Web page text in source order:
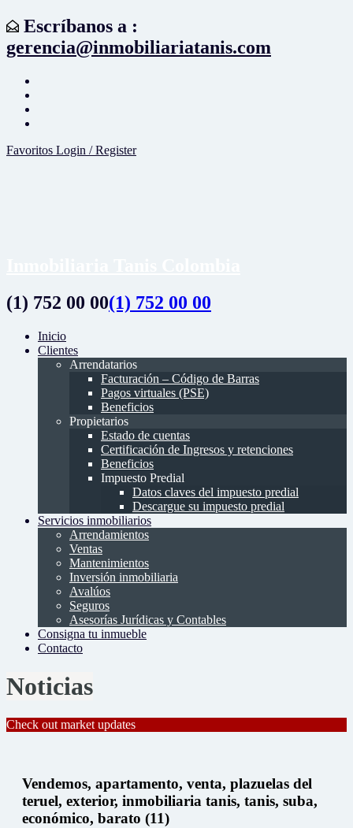
Escríbanos a :
gerencia@inmobiliariatanis.com
Favoritos Login / Register
(1) 752 00 00(1) 752 00 00
Inicio
Clientes
Arrendatarios
Facturación – Código de Barras
Pagos virtuales (PSE)
Beneficios
Propietarios
Estado de cuentas
Certificación de Ingresos y retenciones
Beneficios
Impuesto Predial
Datos claves del impuesto predial
Descargue su impuesto predial
Servicios inmobiliarios
Arrendamientos
Ventas
Mantenimientos
Inversión inmobiliaria
Avalúos
Seguros
Asesorías Jurídicas y Contables
Consigna tu inmueble
Contacto
Noticias
Check out market updates
Vendemos, apartamento, venta, plazuelas del
teruel, exterior, inmobiliaria tanis, tanis, suba,
económico, barato (11)